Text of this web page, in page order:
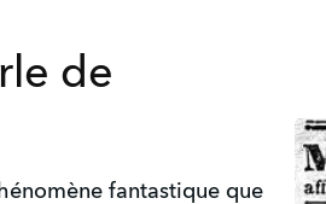
de
fantastique que